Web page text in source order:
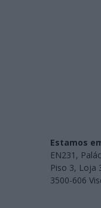
Estamos
EN231,
Piso 3, Loja
3500-606